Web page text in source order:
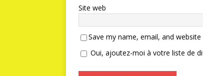
Site web
Save my name, email, and
Oui, ajoutez-moi à votre liste de